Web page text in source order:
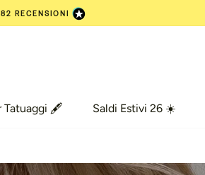
RECENSIONI
Tatuaggi 🖋️
Tatuaggi 🖋️
Saldi Estivi 26 ☀️
Saldi Estivi 26 ☀️